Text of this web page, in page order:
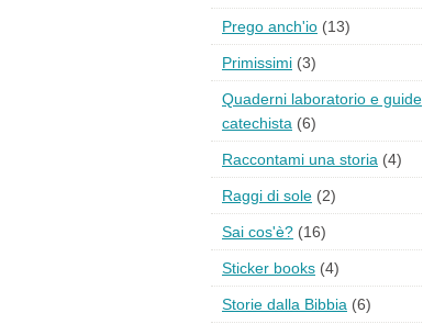
Prego anch'io (13)
Primissimi (3)
Quaderni laboratorio e guide
catechista (6)
Raccontami una storia (4)
Raggi di sole (2)
Sai cos'è? (16)
Sticker books (4)
Storie dalla Bibbia (6)